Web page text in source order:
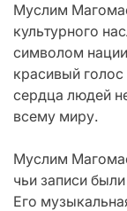
Муслим
культурного
символом
красивый
сердца людей
всему миру.
Муслим
чьи записи
Его